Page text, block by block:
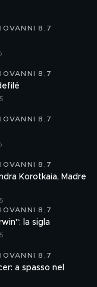
8,7
8,7
8,7
8,7
Korotkaia, Madre
8,7
la sigla
8,7
a spasso nel